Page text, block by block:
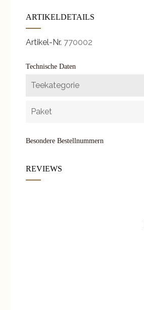
ARTIKELDETAILS
Artikel-Nr. 770002
Technische Daten
Teekategorie
Paket
Besondere Bestellnummern
REVIEWS